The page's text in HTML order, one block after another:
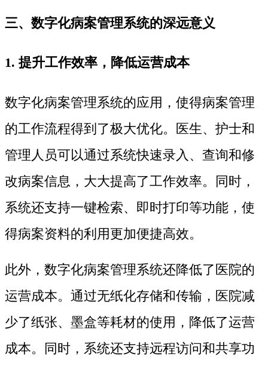
三、数字化病案管理系统的深远意义
1. 提升工作效率，降低运营成本
数字化病案管理系统的应用，使得病案管理
的工作流程得到了极大优化。医生、护士和
管理人员可以通过系统快速录入、查询和修
改病案信息，大大提高了工作效率。同时，
系统还支持一键检索、即时打印等功能，使
得病案资料的利用更加便捷高效。
此外，数字化病案管理系统还降低了医院的
运营成本。通过无纸化存储和传输，医院减
少了纸张、墨盒等耗材的使用，降低了运营
成本。同时，系统还支持远程访问和共享功